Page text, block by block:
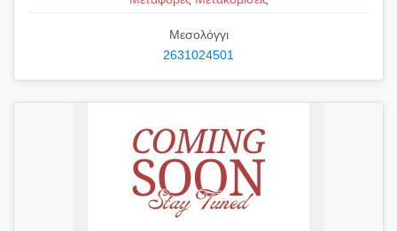
Μεσολόγγι
2631024501